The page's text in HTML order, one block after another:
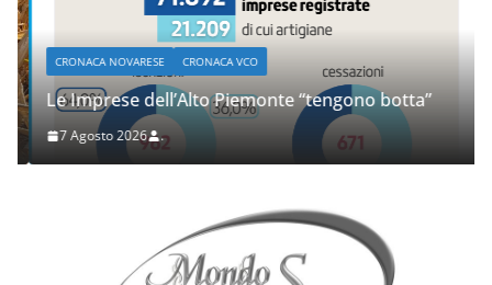
CRONACA NOVARESE CRONACA VCO
Le Imprese dell’Alto Piemonte “tengono botta”
7 Agosto 2026 .